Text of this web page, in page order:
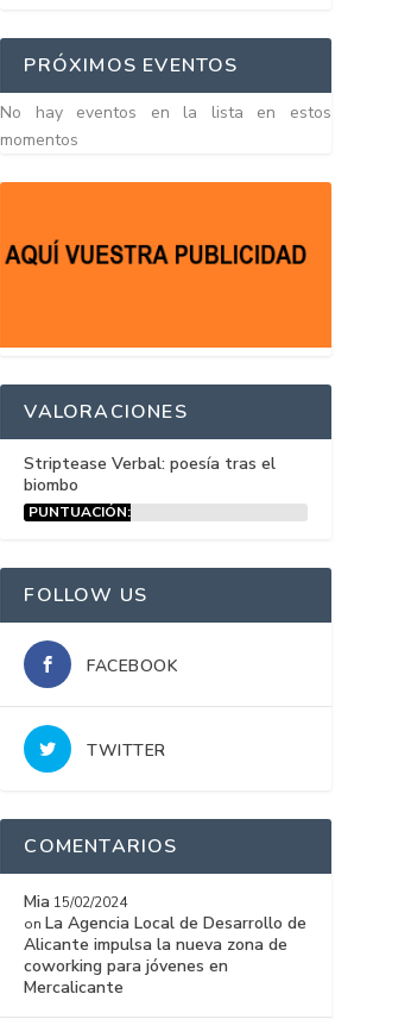
PRÓXIMOS EVENTOS
No hay eventos en la lista en estos
momentos
VALORACIONES
Striptease Verbal: poesía tras el
biombo
PUNTUACIÓN:
FOLLOW US
FACEBOOK
TWITTER
COMENTARIOS
Mia 15/02/2024
on La Agencia Local de Desarrollo de
Alicante impulsa la nueva zona de
coworking para jóvenes en
Mercalicante